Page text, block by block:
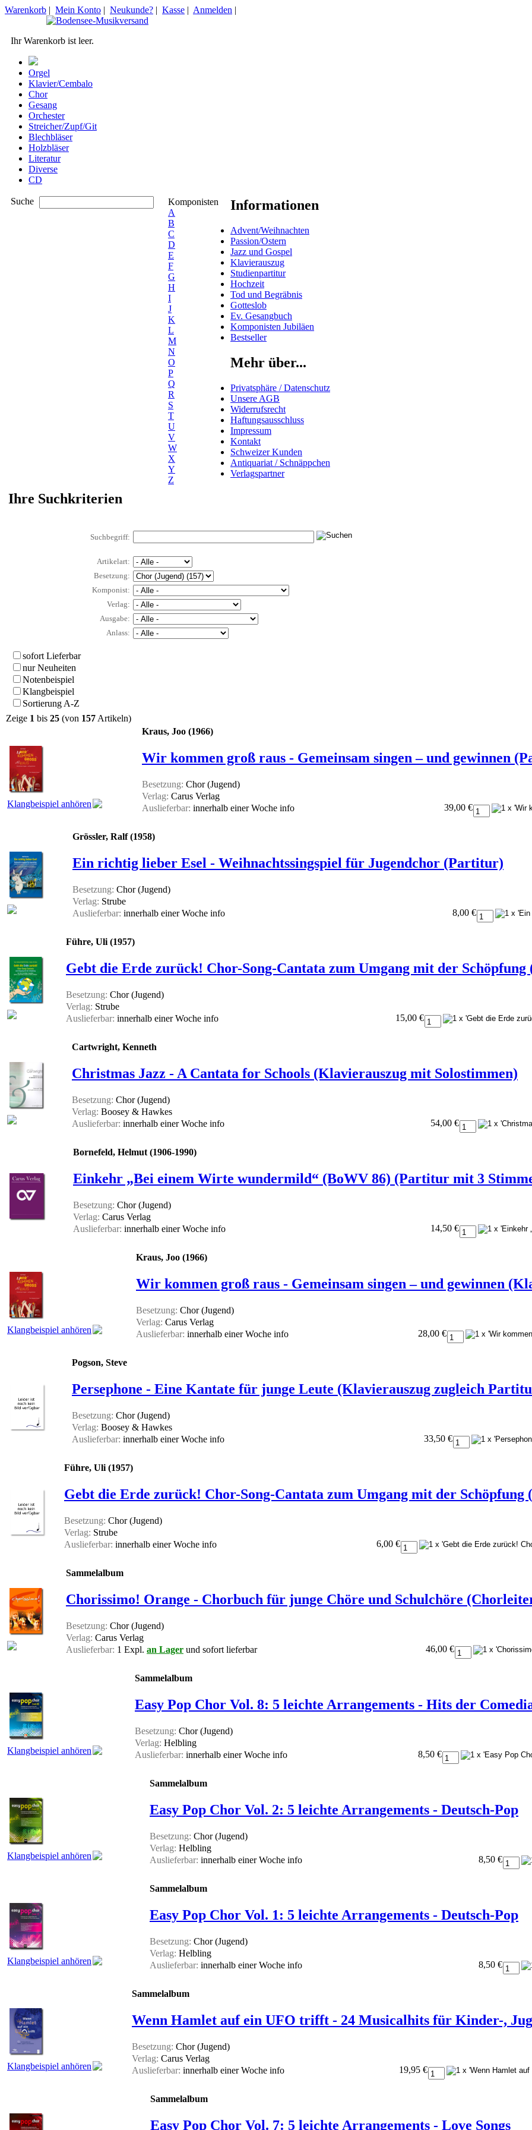
Warenkorb | Mein Konto | Neukunde? | Kasse | Anmelden |
Ihr Warenkorb ist leer.
Orgel
Klavier/Cembalo
Chor
Gesang
Orchester
Streicher/Zupf/Git
Blechbläser
Holzbläser
Literatur
Diverse
CD
Suche
Komponisten
A
B
C
D
E
F
G
H
I
J
K
L
M
N
O
P
Q
R
S
T
U
V
W
X
Y
Z
Informationen
Advent/Weihnachten
Passion/Ostern
Jazz und Gospel
Klavierauszug
Studienpartitur
Hochzeit
Tod und Begräbnis
Gotteslob
Ev. Gesangbuch
Komponisten Jubiläen
Bestseller
Mehr über...
Privatsphäre / Datenschutz
Unsere AGB
Widerrufsrecht
Haftungsausschluss
Impressum
Kontakt
Schweizer Kunden
Antiquariat / Schnäppchen
Verlagspartner
Ihre Suchkriterien
Suchbegriff:
Artikelart:
Besetzung:
Komponist:
Verlag:
Ausgabe:
Anlass:
sofort Lieferbar
nur Neuheiten
Notenbeispiel
Klangbeispiel
Sortierung A-Z
Zeige 1 bis 25 (von 157Artikeln)
Klangbeispiel anhören
Kraus, Joo (1966)
Wir kommen groß raus - Gemeinsam singen – und gewinnen
Besetzung: Chor (Jugend)
Verlag: Carus Verlag
Auslieferbar: innerhalb einer Woche info
39,00 €
Grössler, Ralf (1958)
Ein richtig lieber Esel - Weihnachtssingspiel für Jugendchor (Partitur)
Besetzung: Chor (Jugend)
Verlag: Strube
Auslieferbar: innerhalb einer Woche info
8,00 €
Führe, Uli (1957)
Gebt die Erde zurück! Chor-Song-Cantata zum Umgang mit der
Besetzung: Chor (Jugend)
Verlag: Strube
Auslieferbar: innerhalb einer Woche info
15,00 €
Cartwright, Kenneth
Christmas Jazz - A Cantata for Schools (Klavierauszug mit Solostimmen)
Besetzung: Chor (Jugend)
Verlag: Boosey & Hawkes
Auslieferbar: innerhalb einer Woche info
54,00 €
Bornefeld, Helmut (1906-1990)
Einkehr „Bei einem Wirte wundermild“ (BoWV 86) (Partitur mit 3
Besetzung: Chor (Jugend)
Verlag: Carus Verlag
Auslieferbar: innerhalb einer Woche info
14,50 €
Klangbeispiel anhören
Kraus, Joo (1966)
Wir kommen groß raus - Gemeinsam singen – und gewinnen
Besetzung: Chor (Jugend)
Verlag: Carus Verlag
Auslieferbar: innerhalb einer Woche info
28,00 €
Pogson, Steve
Persephone - Eine Kantate für junge Leute (Klavierauszug zugleich
Besetzung: Chor (Jugend)
Verlag: Boosey & Hawkes
Auslieferbar: innerhalb einer Woche info
33,50 €
Führe, Uli (1957)
Gebt die Erde zurück! Chor-Song-Cantata zum Umgang mit der Schöpfung
Besetzung: Chor (Jugend)
Verlag: Strube
Auslieferbar: innerhalb einer Woche info
6,00 €
Sammelalbum
Chorissimo! Orange - Chorbuch für junge Chöre und Schulchöre
Besetzung: Chor (Jugend)
Verlag: Carus Verlag
Auslieferbar: 1 Expl. an Lager und sofort lieferbar
46,00 €
Klangbeispiel anhören
Sammelalbum
Easy Pop Chor Vol. 8: 5 leichte Arrangements - Hits der
Besetzung: Chor (Jugend)
Verlag: Helbling
Auslieferbar: innerhalb einer Woche info
8,50 €
Klangbeispiel anhören
Sammelalbum
Easy Pop Chor Vol. 2: 5 leichte Arrangements - Deutsch-Pop
Besetzung: Chor (Jugend)
Verlag: Helbling
Auslieferbar: innerhalb einer Woche info
8,50 €
Klangbeispiel anhören
Sammelalbum
Easy Pop Chor Vol. 1: 5 leichte Arrangements - Deutsch-Pop
Besetzung: Chor (Jugend)
Verlag: Helbling
Auslieferbar: innerhalb einer Woche info
8,50 €
Klangbeispiel anhören
Sammelalbum
Wenn Hamlet auf ein UFO trifft - 24 Musicalhits für Kinder-,
Besetzung: Chor (Jugend)
Verlag: Carus Verlag
Auslieferbar: innerhalb einer Woche info
19,95 €
Sammelalbum
Easy Pop Chor Vol. 7: 5 leichte Arrangements - Love Songs